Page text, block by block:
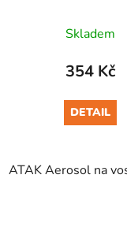
Skladem
354 Kč
DETAIL
ATAK Aerosol na